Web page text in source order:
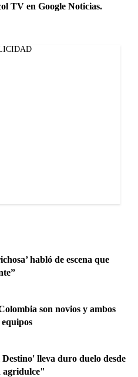
TV en Google Noticias.
habló de escena que
son novios y ambos
equipos
lleva duro duelo desde
agridulce"